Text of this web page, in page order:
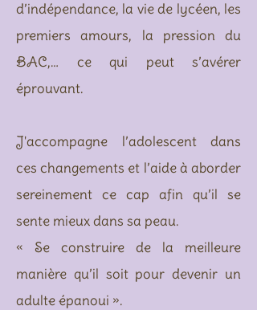
d’indépendance, la vie de lycéen, les
premiers amours, la pression du
BAC,… ce qui peut s’avérer
éprouvant.
J'accompagne l’adolescent dans
ces changements et l’aide à aborder
sereinement ce cap afin qu’il se
sente mieux dans sa peau.
« Se construire de la meilleure
manière qu’il soit pour devenir un
adulte épanoui ».